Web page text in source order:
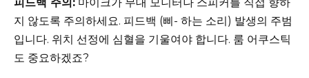
지 않도록 주의하세요. 피드백 (삐- 하는 소리) 발생의 주범
입니다. 위치 선정에 심혈을 기울여야 합니다. 룸 어쿠스틱
도 중요하겠죠?